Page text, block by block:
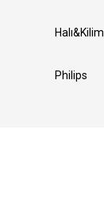
Halı&Kilim
Philips